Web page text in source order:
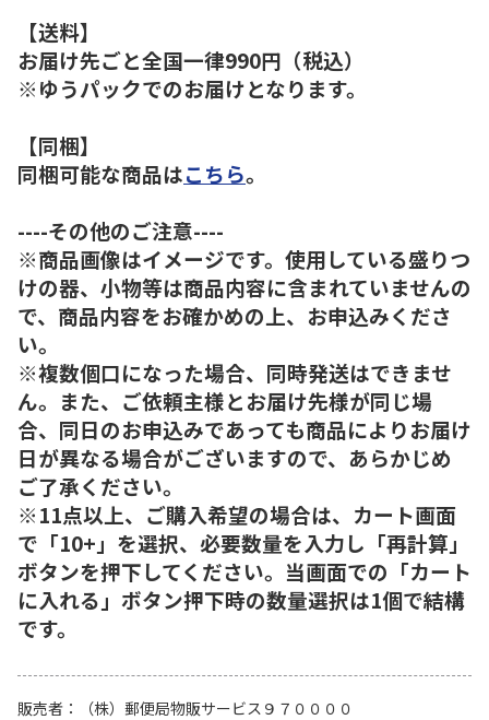
【送料】
お届け先ごと全国一律990円（税込）
※ゆうパックでのお届けとなります。
【同梱】
同梱可能な商品はこちら。
----その他のご注意----
※商品画像はイメージです。使用している盛りつ
けの器、小物等は商品内容に含まれていませんの
で、商品内容をお確かめの上、お申込みくださ
い。
※複数個口になった場合、同時発送はできませ
ん。また、ご依頼主様とお届け先様が同じ場
合、同日のお申込みであっても商品によりお届け
日が異なる場合がございますので、あらかじめ
ご了承ください。
※11点以上、ご購入希望の場合は、カート画面
で「10+」を選択、必要数量を入力し「再計算」
ボタンを押下してください。当画面での「カート
に入れる」ボタン押下時の数量選択は1個で結構
です。
販売者
（株）郵便局物販サービス９７００００